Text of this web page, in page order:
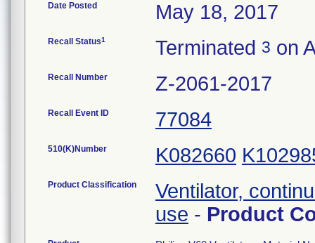
Date Posted May 18, 2017
Recall Status1 Terminated 3 on
Recall Number Z-2061-2017
Recall Event ID 77084
510(K)Number K082660
Product Classification
Ventilator,
use - Product